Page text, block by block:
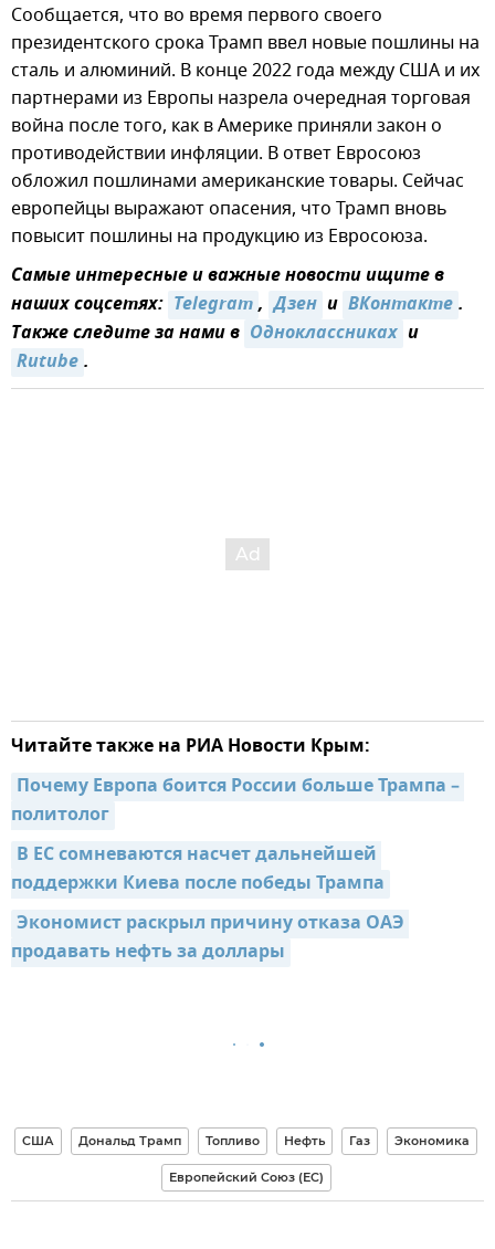
Сообщается, что во время первого своего
президентского срока Трамп ввел новые пошлины на
сталь и алюминий. В конце 2022 года между США и их
партнерами из Европы назрела очередная торговая
война после того, как в Америке приняли закон о
противодействии инфляции. В ответ Евросоюз
обложил пошлинами американские товары. Сейчас
европейцы выражают опасения, что Трамп вновь
повысит пошлины на продукцию из Евросоюза.
Самые интересные и важные новости ищите в
наших соцсетях: Telegram, Дзен и ВКонтакте.
Также следите за нами в Одноклассниках и
Rutube.
Читайте также на РИА Новости Крым:
Почему Европа боится России больше Трампа –
политолог
В ЕС сомневаются насчет дальнейшей
поддержки Киева после победы Трампа
Экономист раскрыл причину отказа ОАЭ
продавать нефть за доллары
США Дональд Трамп Топливо Нефть Газ Экономика
Европейский Союз (ЕС)